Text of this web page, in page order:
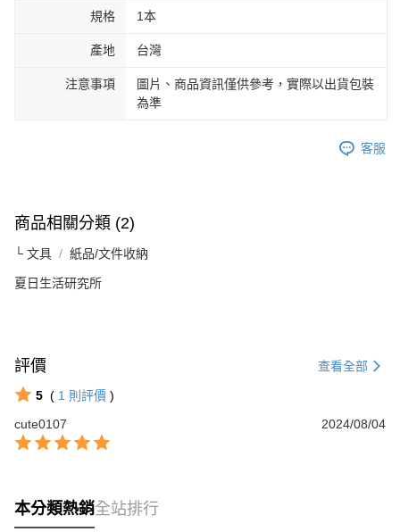
規格 1本
產地 台灣
注意事項
圖片、商品資訊僅供參考，實際以出貨包裝
為準
客服
商品相關分類 (2)
└ 文具 紙品/文件收納
夏日生活研究所
評價 查看全部
5 ( 1 則評價 )
cute0107
2024/08/04
本分類熱銷全站排行